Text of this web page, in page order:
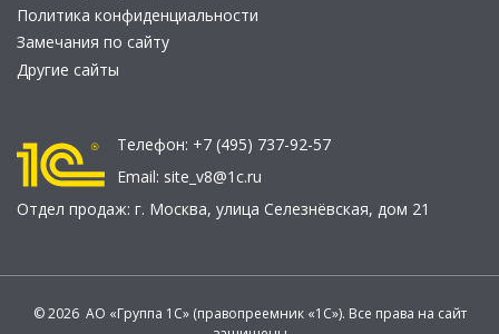
Политика конфиденциальности
Замечания по сайту
Другие сайты
Телефон: +7 (495) 737-92-57
Email: site_v8@1c.ru
Отдел продаж: г. Москва, улица Селезнёвская, дом 21
© 2026 АО «Группа 1С» (правопреемник «1С»). Все права на сайт